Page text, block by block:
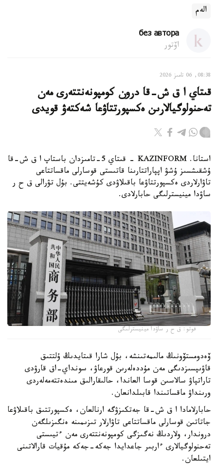
الەم
без автора
اۆتور
08:38, 06 تامىز 2026
قىتاي ا ق ش-قا درون كومپونەنتتەرى مەن
تەحنولوگيالارىن ەكسپورتتاۋعا شەكتەۋ قويدى
استانا. KAZINFORM - قىتاي 5-تامىزدان باستاپ ا ق ش-قا
ۇشقىشسىز ۇشۋ اپپاراتتارىنا قاتىستى قوسارلى ماقساتتاعى
تاۋارلاردى ەكسپورتتاۋعا باقىلاۋدى كۇشەيتتى. بۇل تۋرالى ق ح ر
ساۋدا مينيسترلىگى حابارلادى.
فوتو: ق ح ر ساۋدا مينيسترلىگى
ۆەدومستۆونىڭ مالىمەتىنشە، بۇل شارا قىتايدىڭ ۇلتتىق
قاۋىپسىزدىگى مەن مۇددەلەرىن قورعاۋ، سونداي-اق قارۋدى
تاراتپاۋ سالاسىن قوسا العاندا، حالىقارالىق مىندەتتەمەلەردى
ورىنداۋ ماقساتىندا قابىلدانعان.
حابارلامادا ا ق ش-قا جەتكىزۋگە ارنالعان، ەكسپورتتىق باقىلاۋعا
جاتاتىن قوسارلى ماقساتتاعى تاۋارلار تىزىمىنە ەنگىزىلگەن
دروندار، ولاردىڭ نەگىزگى كومپونەنتتەرى مەن ءتيىستى
تەحنولوگيالارى ءاربىر جاعدايدا جەكە-جەكە مۇقيات قارالاتىنى
ايتىلعان.